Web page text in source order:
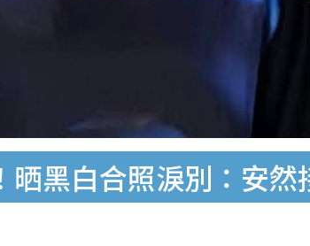
黑白合照淚別：安然